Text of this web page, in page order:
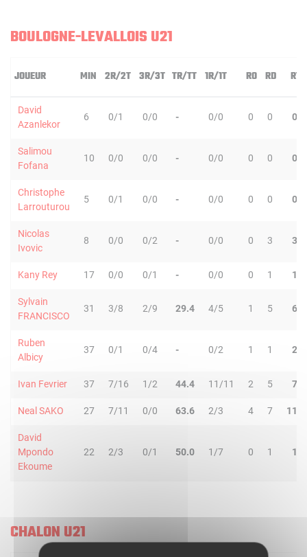
BOULOGNE-LEVALLOIS U21
JOUEUR MIN 2R/2T 3R/3T TR/TT 1R/1T RO RD RT
David
Azanlekor
6 0/1 0/0 - 0/0 0 0 0
Salimou
Fofana
10 0/0 0/0 - 0/0 0 0 0
Christophe
Larrouturou
5 0/1 0/0 - 0/0 0 0 0
Nicolas
Ivovic
8 0/0 0/2 - 0/0 0 3 3
Kany Rey 17 0/0 0/1 - 0/0 0 1 1
Sylvain
FRANCISCO
31 3/8 2/9 29.4 4/5 1 5 6
Ruben
Albicy
37 0/1 0/4 - 0/2 1 1 2
Ivan Fevrier 37 7/16 1/2 44.4 11/11 2 5 7
Neal SAKO 27 7/11 0/0 63.6 2/3 4 7 11
David
Mpondo
Ekoume
22 2/3 0/1 50.0 1/7 0 1 1
CHALON U21